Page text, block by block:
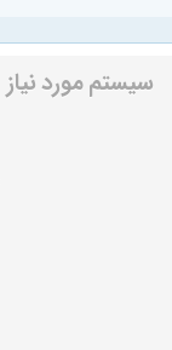
سیستم مورد نیاز